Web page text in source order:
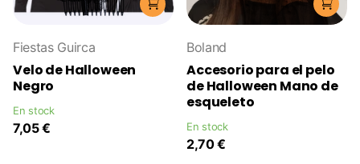
Fiestas Guirca
Velo de Halloween
Negro
En stock
7,05 €
Boland
Accesorio para el pelo
de Halloween Mano de
esqueleto
En stock
2,70 €